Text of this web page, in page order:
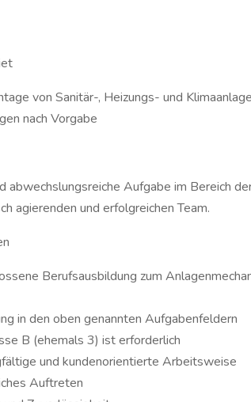
von Sanitär-, Heizungs- und
nach Vorgabe
abwechslungsreiche Aufgabe im Bereich
agierenden und erfolgreichen Team.
Berufsausbildung zum
in den oben genannten Aufgabenfeldern
B (ehemals 3) ist erforderlich
und kundenorientierte Arbeitsweise
Auftreten